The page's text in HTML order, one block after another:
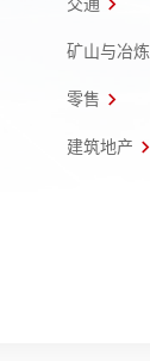
矿山与冶炼
零售
建筑地产